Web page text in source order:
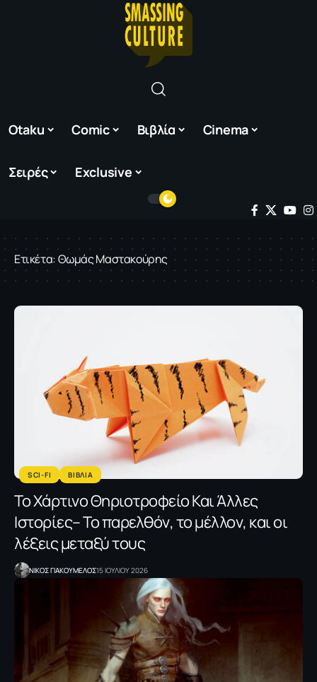
Otaku Comic Βιβλία Cinema
Σειρές Exclusive
Ετικέτα:Θωμάς Μαστακούρης
SCI-FI ΒΙΒΛΙΑ
To Xάρτινο Θηριοτροφείο Και Άλλες
Ιστορίες– Το παρελθόν, το μέλλον, και οι
λέξεις μεταξύ τους
NΙΚΟΣ ΓΙΑΚΟΥΜΕΛΟΣ15 ΙΟΥΛΙΟΥ 2026